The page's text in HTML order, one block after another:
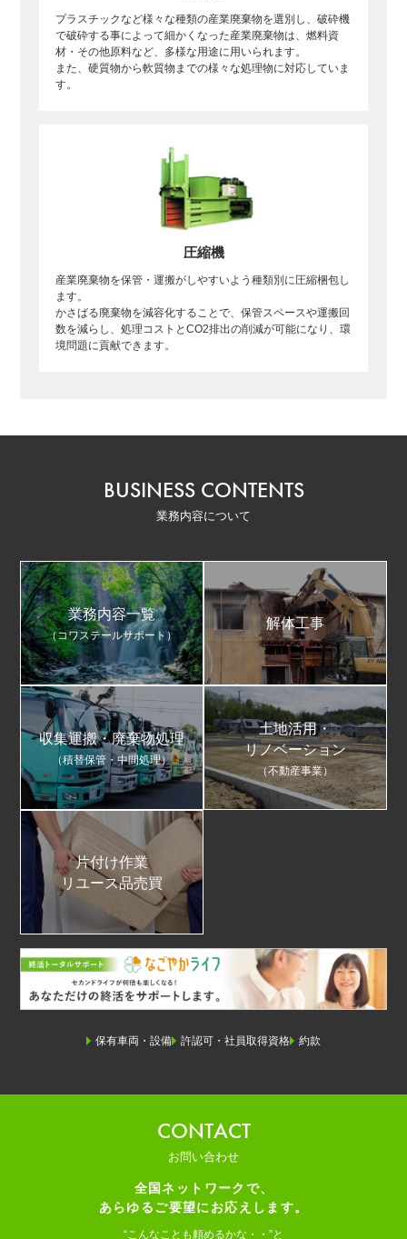
プラスチックなど様々な種類の産業廃棄物を選別し、破砕機
で破砕する事によって細かくなった産業廃棄物は、燃料資
材・その他原料など、多様な用途に用いられます。
また、硬質物から軟質物までの様々な処理物に対応していま
す。
圧縮機
産業廃棄物を保管・運搬がしやすいよう種類別に圧縮梱包し
ます。
かさばる廃棄物を減容化することで、保管スペースや運搬回
数を減らし、処理コストとCO2排出の削減が可能になり、環
境問題に貢献できます。
BUSINESS CONTENTS
業務内容について
業務内容一覧
（コワステールサポート）
解体工事
収集運搬・廃棄物処理
（積替保管・中間処理）
土地活用・
リノベーション
（不動産事業）
片付け作業
リユース品売買
保有車両・設備 許認可・社員取得資格 約款
CONTACT
お問い合わせ
全国ネットワークで、
あらゆるご要望にお応えします。
“こんなことも頼めるかな・・”と